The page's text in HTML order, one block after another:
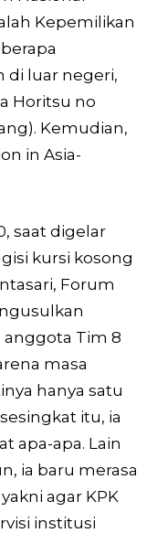
Kepemilikan
di luar negeri,
Horitsu no
Kemudian,
in Asia-
saat digelar
kursi kosong
Forum
Tim 8
masa
hanya satu
itu, ia
apa-apa. Lain
ia baru merasa
agar KPK
institusi